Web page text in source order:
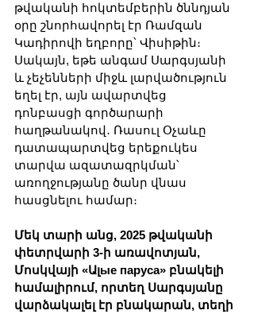
թվականի հոկտեմբերին ծննդյան
օրը շնորհավորել էր Ռամզան
Կադիրովի եղբորը՝ Վիսիթին։
Սակայն, եթե անգամ Սարգսյանի
և չեչենների միջև լարվածություն
եղել էր, այն ավարտվեց
դոնբասցի գործարարի
հաղթանակով․ Ռասուլ Օչաևը
դատապարտվեց երեքուկես
տարվա ազատազրկման՝
առողջությանը ծանր վնաս
հասցնելու համար։
Մեկ տարի անց, 2025 թվականի
փետրվարի 3-ի առավոտյան,
Մոսկվայի «Ալые паруса» բնակելի
համալիրում, որտեղ Սարգսյանը
վարձակալել էր բնակարան, տեղի